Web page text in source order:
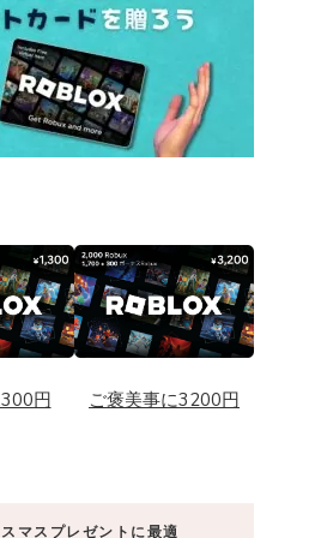
円 ご褒美事に3200円
マスプレゼントに最適